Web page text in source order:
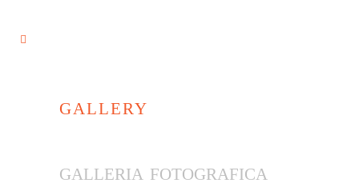
gallery
galleria fotografica